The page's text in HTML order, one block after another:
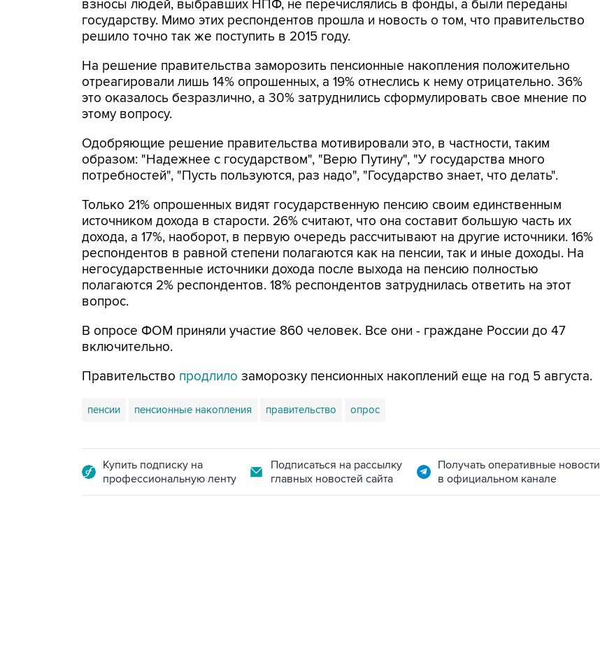
взносы людей, выбравших НПФ, не перечислялись в фонды, а были переданы
государству. Мимо этих респондентов прошла и новость о том, что правительство
решило точно так же поступить в 2015 году.
На решение правительства заморозить пенсионные накопления положительно
отреагировали лишь 14% опрошенных, а 19% отнеслись к нему отрицательно. 36%
это оказалось безразлично, а 30% затруднились сформулировать свое мнение по
этому вопросу.
Одобряющие решение правительства мотивировали это, в частности, таким
образом: "Надежнее с государством", "Верю Путину", "У государства много
потребностей", "Пусть пользуются, раз надо", "Государство знает, что делать".
Только 21% опрошенных видят государственную пенсию своим единственным
источником дохода в старости. 26% считают, что она составит большую часть их
дохода, а 17%, наоборот, в первую очередь рассчитывают на другие источники. 16%
респондентов в равной степени полагаются как на пенсии, так и иные доходы. На
негосударственные источники дохода после выхода на пенсию полностью
полагаются 2% респондентов. 18% респондентов затруднилась ответить на этот
вопрос.
В опросе ФОМ приняли участие 860 человек. Все они - граждане России до 47
включительно.
Правительство продлило заморозку пенсионных накоплений еще на год 5 августа.
пенсии пенсионные накопления правительство опрос
Купить подписку на
профессиональную ленту
Подписаться на рассылку
главных новостей сайта
Получать оперативные новости
в официальном канале